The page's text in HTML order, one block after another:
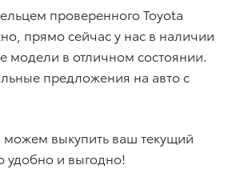
проверенного Toyota
прямо сейчас у нас в наличии
модели в отличном состоянии.
предложения на авто с
выкупить ваш текущий
удобно и выгодно!